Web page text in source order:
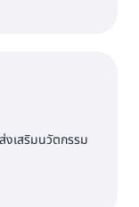
เสริมนวัตกรรม